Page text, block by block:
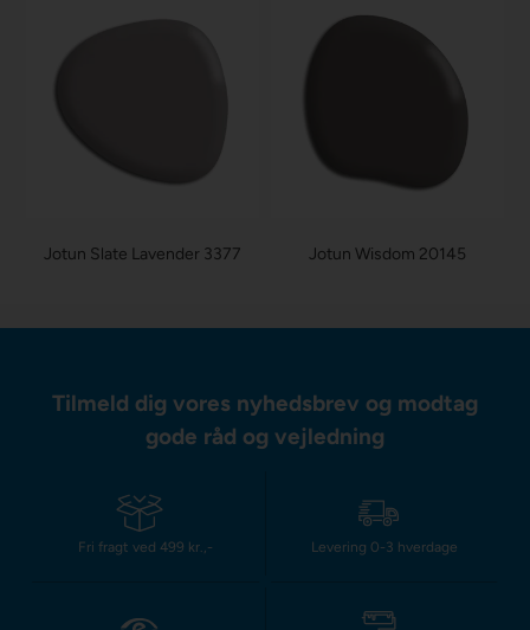
Jotun Slate Lavender 3377 Jotun Wisdom 20145
Tilmeld dig vores nyhedsbrev og modtag
gode råd og vejledning
Fri fragt ved 499 kr.,- Levering 0-3 hverdage